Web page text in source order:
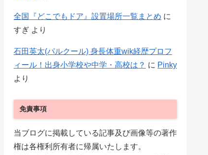
全国『どこでもドア』設置場所一覧まとめ に
すぎ より
石田英太(パルクール) 身長体重wik経歴プロフ
ィール！出身小学校や中学・高校は？ に Pinky
より
免責事項
当ブログに掲載している記事及び画像等の著作
権は各権利所有者に帰属いたします。